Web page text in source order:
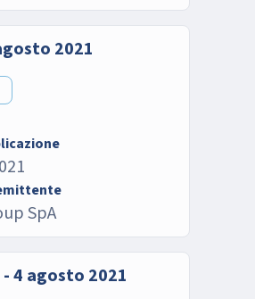
2021
SpA
4 agosto 2021